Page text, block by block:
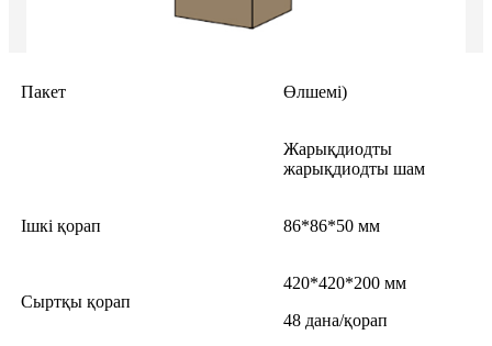
Пакет Өлшемі)
Жарықдиодты
жарықдиодты шам
Ішкі қорап 86*86*50 мм
Сыртқы қорап
420*420*200 мм
48 дана/қорап